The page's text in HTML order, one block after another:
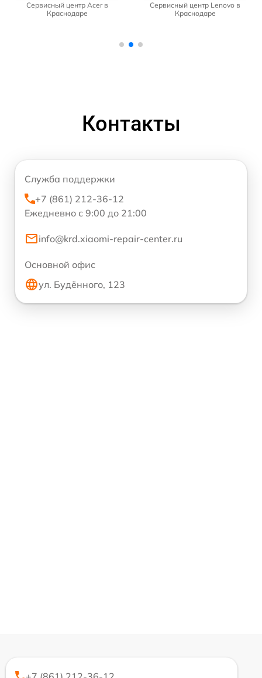
Сервисный центр Acer в
Краснодаре
Сервисный центр Lenovo в
Краснодаре
Контакты
Служба поддержки
+7 (861) 212-36-12
Ежедневно с 9:00 до 21:00
info@krd.xiaomi-repair-center.ru
Основной офис
ул. Будённого, 123